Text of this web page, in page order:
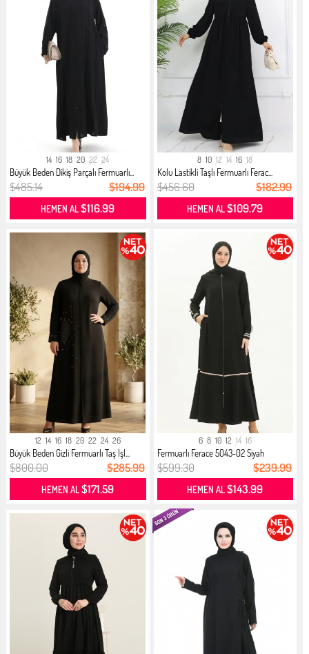
14 16 18 20 22 24
Büyük Beden Dikiş Parçalı Fermuarlı...
$485.14 $194.99
HEMEN AL$116.99
8 10 12 14 16 18
Kolu Lastikli Taşlı Fermuarlı Ferac...
$456.60 $182.99
HEMEN AL$109.79
12 14 16 18 20 22 24 26
Büyük Beden Gizli Fermuarlı Taş İşl...
$800.00 $285.99
HEMEN AL$171.59
6 8 10 12 14 16
Fermuarlı Ferace 5043-02 Siyah
$599.30 $239.99
HEMEN AL$143.99